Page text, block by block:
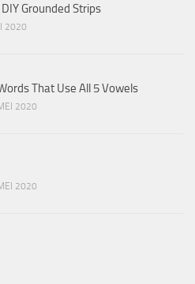
Grounded Strips
2020
That Use All 5 Vowels
2020
2020